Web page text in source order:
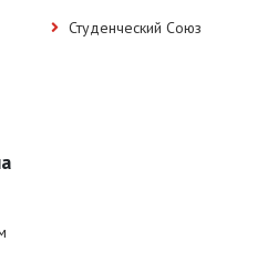
Студенческий Союз